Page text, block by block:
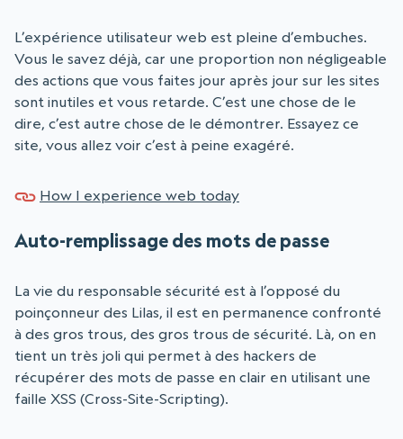
L’expérience utilisateur web est pleine d’embuches.
Vous le savez déjà, car une proportion non négligeable
des actions que vous faites jour après jour sur les sites
sont inutiles et vous retarde. C’est une chose de le
dire, c’est autre chose de le démontrer. Essayez ce
site, vous allez voir c’est à peine exagéré.
How I experience web today
Auto-remplissage des mots de passe
La vie du responsable sécurité est à l’opposé du
poinçonneur des Lilas, il est en permanence confronté
à des gros trous, des gros trous de sécurité. Là, on en
tient un très joli qui permet à des hackers de
récupérer des mots de passe en clair en utilisant une
faille XSS (Cross-Site-Scripting).